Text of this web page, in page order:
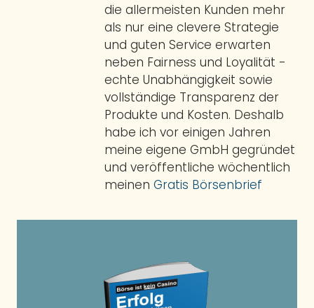
die allermeisten Kunden mehr
als nur eine clevere Strategie
und guten Service erwarten
neben Fairness und Loyalität -
echte Unabhängigkeit sowie
vollständige Transparenz der
Produkte und Kosten. Deshalb
habe ich vor einigen Jahren
meine eigene GmbH gegründet
und veröffentliche wöchentlich
meinen Gratis Börsenbrief